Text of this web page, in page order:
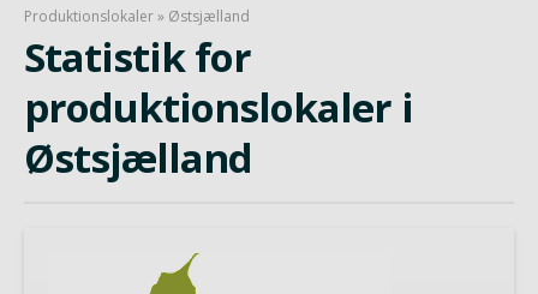
Produktionslokaler» Østsjælland
Statistik for
produktionslokaler i
Østsjælland